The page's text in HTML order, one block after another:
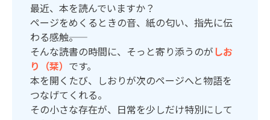
最近、本を読んでいますか？
ページをめくるときの音、紙の匂い、指先に伝
わる感触――。
そんな読書の時間に、そっと寄り添うのがしお
り（栞） です。
本を開くたび、しおりが次のページへと物語を
つなげてくれる。
その小さな存在が、日常を少しだけ特別にして